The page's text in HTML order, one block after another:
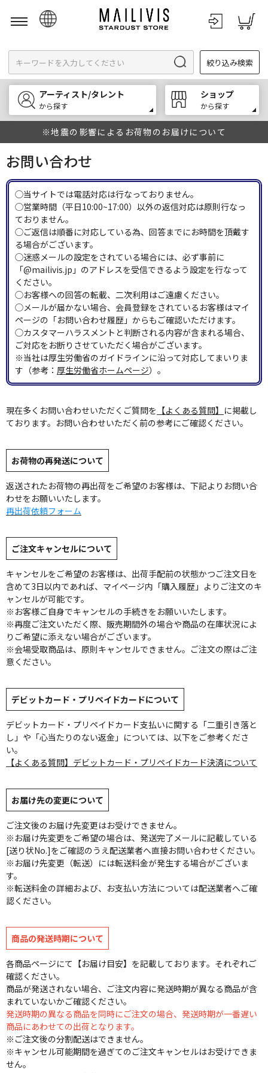
English
한국어
中文
絞り込み検索
アーティスト/タレント
から探す
ショップ
から探す
※地震の影響によるお荷物のお届けについて
お問い合わせ
◯当サイトでは電話対応は行なっておりません。
◯営業時間（平日10:00~17:00）以外の返信対応は原則行なっ
ておりません。
◯ご返信は順番に対応している為、回答までにお時間を頂戴す
る場合がございます。
◯迷惑メールの設定をされている場合には、必ず事前に
「@mailivis.jp」のアドレスを受信できるよう設定を行なって
ください。
◯お客様への回答の転載、二次利用はご遠慮ください。
◯メールが届かない場合、会員登録をされているお客様はマイ
ページの「お問い合わせ履歴」からもご確認いただけます。
◯カスタマーハラスメントと判断される内容が含まれる場合、
ご対応をお断りさせていただく場合がございます。
※当社は厚生労働省のガイドラインに沿って対応してまいりま
す（参考： 厚生労働省ホームページ）。
現在多くお問い合わせいただくご質問を 【よくある質問】 に掲載し
ております。お問い合わせいただく前の参考にご確認ください。
お荷物の再発送について
返送されたお荷物の再出荷をご希望のお客様は、下記よりお問い合
わせをお願いいたします。
再出荷依頼フォーム
ご注文キャンセルについて
キャンセルをご希望のお客様は、出荷手配前の状態かつご注文日を
含めて3日以内であれば、マイページ内「購入履歴」よりご注文のキ
ャンセルが可能です。
※お客様ご自身でキャンセルの手続きをお願いいたします。
※再度ご注文いただく際、販売期間外の場合や商品の在庫状況によ
りご希望に添えない場合がございます。
※会場受取商品は、原則キャンセルできません。ご注文の際はご注
意ください。
デビットカード・プリペイドカードについて
デビットカード・プリペイドカード支払いに関する「二重引き落と
し」や「心当たりのない返金」については、以下をご参考くださ
い。
【よくある質問】デビットカード・プリペイドカード決済について
お届け先の変更について
ご注文後のお届け先変更はお受けできません。
※お届け先変更をご希望の場合は、発送完了メールに記載している
[送り状No.]をご確認のうえ配送業者へ直接お問い合わせください。
※お届け先変更（転送）には転送料金が発生する場合がございま
す。
※転送料金の詳細および、お支払い方法については配送業者へご確
認ください。
商品の発送時期について
各商品ページにて【お届け目安】を記載しております。それぞれご
確認ください。
商品が発送されない場合、ご注文内容に発送時期が異なる商品が含
まれていないかご確認ください。
発送時期の異なる商品を同時にご注文の場合、発送時期が一番遅い
商品にあわせての出荷となります。
※ご注文後の分割配送はできません。
※キャンセル可能期間を過ぎてのご注文キャンセルはお受けできま
せん。